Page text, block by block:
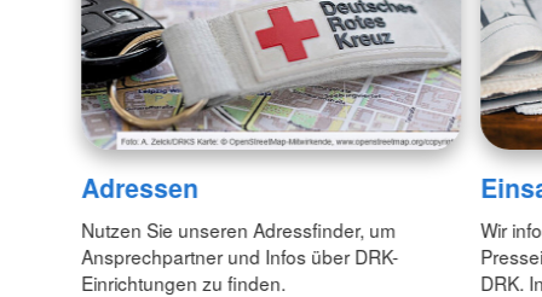
Adressen
Nutzen Sie unseren Adressfinder, um
Ansprechpartner und Infos über DRK-
Einrichtungen zu finden.
Wir
DRK.